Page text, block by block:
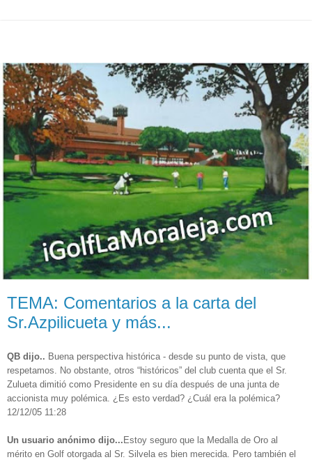
TEMA: Comentarios a la carta del
Sr.Azpilicueta y más...
QB dijo.. Buena perspectiva histórica - desde su punto de vista, que
respetamos. No obstante, otros “históricos” del club cuenta que el Sr.
Zulueta dimitió como Presidente en su día después de una junta de
accionista muy polémica. ¿Es esto verdad? ¿Cuál era la polémica?
12/12/05 11:28
Un usuario anónimo dijo... Estoy seguro que la Medalla de Oro al
mérito en Golf otorgada al Sr. Silvela es bien merecida. Pero también el